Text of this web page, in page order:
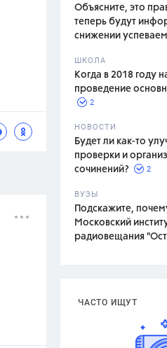
Объясните, это
теперь будут
снижении
ШКОЛА
Когда в 2018 году
проведение
2
НОВОСТИ
Будет ли как-то
проверки и
сочинений?
2
ВУЗЫ
Подскажите,
Московский
радиовещания
ЧАСТО ИЩУТ